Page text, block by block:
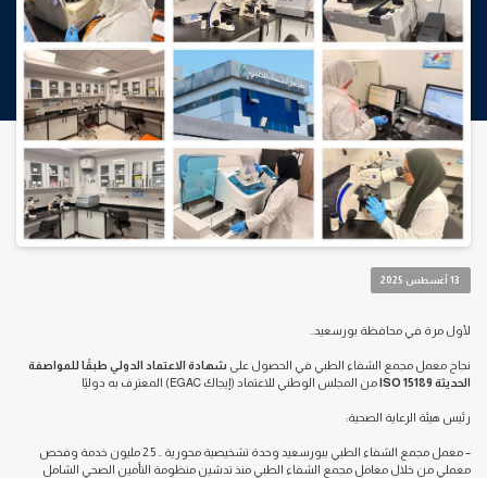
13 أغسطس 2025
لأول مرة في محافظة بورسعيد..
نجاح معمل مجمع الشفاء الطبي في الحصول على شهادة الاعتماد الدولي طبقًا للمواصفة
الحديثة ISO 15189 من المجلس الوطني للاعتماد (إيجاك EGAC) المعترف به دوليًا
رئيس هيئة الرعاية الصحية:
– معمل مجمع الشفاء الطبي ببورسعيد وحدة تشخيصية محورية .. 2.5 مليون خدمة وفحص
معملي من خلال معامل مجمع الشفاء الطبي منذ تدشين منظومة التأمين الصحي الشامل